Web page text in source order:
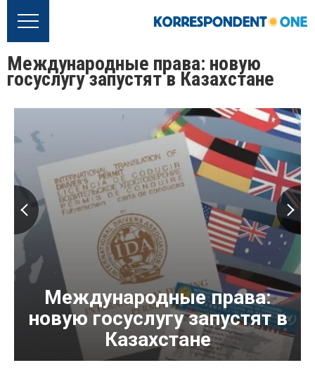
Международные права: новую
госуслугу запустят в Казахстане
Международные права:
новую госуслугу запустят в
Казахстане